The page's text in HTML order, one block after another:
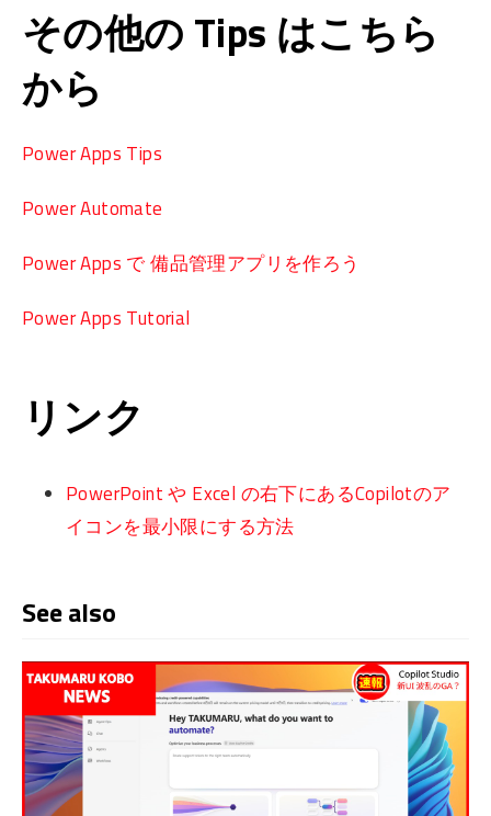
その他の Tips はこちら
から
Power Apps Tips
Power Automate
Power Apps で 備品管理アプリを作ろう
Power Apps Tutorial
リンク
PowerPoint や Excel の右下にあるCopilotのア
イコンを最小限にする方法
See also